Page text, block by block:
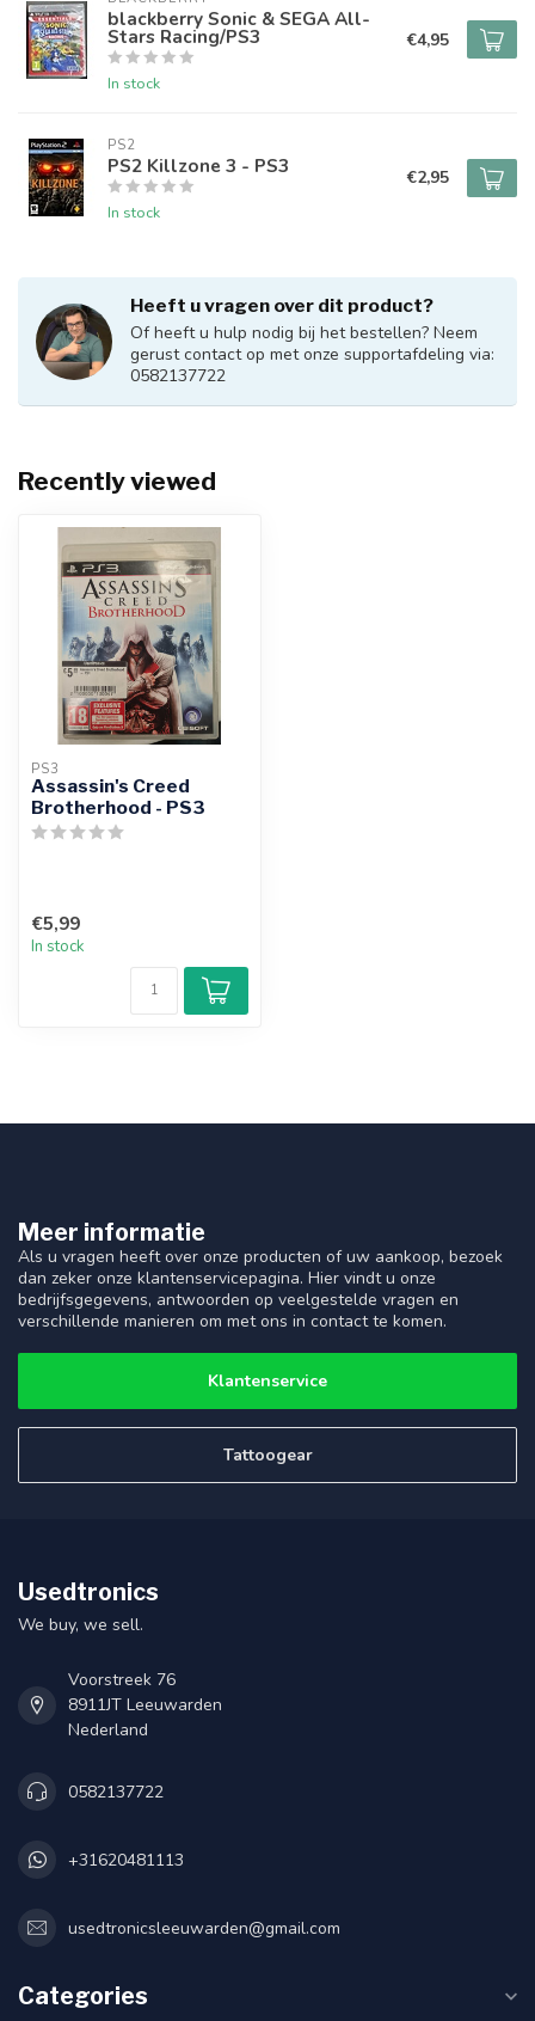
blackberry Sonic & SEGA All-
Stars Racing/PS3
In stock
€4,95
PS2
PS2 Killzone 3 - PS3
In stock
€2,95
Heeft u vragen over dit product?
Of heeft u hulp nodig bij het bestellen? Neem
gerust contact op met onze supportafdeling via:
0582137722
Recently viewed
PS3
Assassin's Creed
Brotherhood - PS3
€5,99
In stock
Meer informatie
Als u vragen heeft over onze producten of uw aankoop, bezoek
dan zeker onze klantenservicepagina. Hier vindt u onze
bedrijfsgegevens, antwoorden op veelgestelde vragen en
verschillende manieren om met ons in contact te komen.
Klantenservice
Tattoogear
Usedtronics
We buy, we sell.
Voorstreek 76
8911JT Leeuwarden
Nederland
0582137722
+31620481113
usedtronicsleeuwarden@gmail.com
Categories